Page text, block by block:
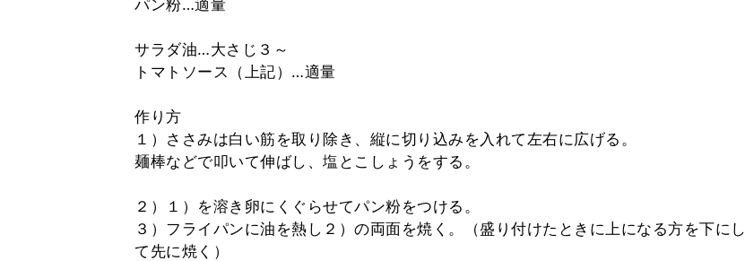
パン粉…適量
サラダ油…大さじ３～
トマトソース（上記）…適量
作り方
１）ささみは白い筋を取り除き、縦に切り込みを入れて左右に広げる。
麺棒などで叩いて伸ばし、塩とこしょうをする。
２）１）を溶き卵にくぐらせてパン粉をつける。
３）フライパンに油を熱し２）の両面を焼く。（盛り付けたときに上になる方を下にし
て先に焼く）